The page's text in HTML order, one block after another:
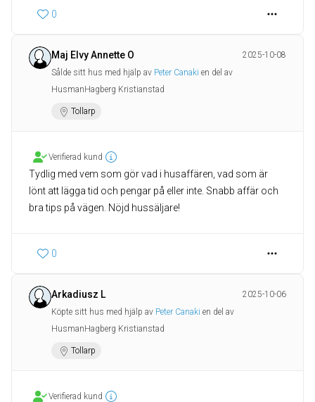
0
Maj Elvy Annette O
2025-10-08
Sålde sitt hus med hjälp av Peter Canaki en del av
HusmanHagberg Kristianstad
Tollarp
Verifierad kund
Tydlig med vem som gör vad i husaffären, vad som är
lönt att lägga tid och pengar på eller inte. Snabb affär och
bra tips på vägen. Nöjd hussäljare!
0
Arkadiusz L
2025-10-06
Köpte sitt hus med hjälp av Peter Canaki en del av
HusmanHagberg Kristianstad
Tollarp
Verifierad kund